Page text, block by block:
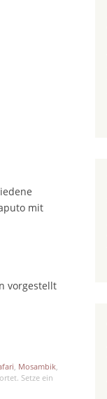
mit
vorgestellt
, Mosambik,
Setze ein